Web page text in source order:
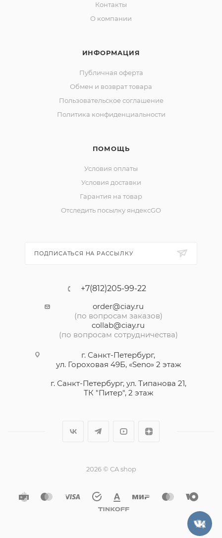
Контакты
О компании
ИНФОРМАЦИЯ
Публичная оферта
Обмен и возврат товара
Пользовательское соглашение
Политика конфиденциальности
ПОМОЩЬ
Условия оплаты
Условия доставки
Гарантия на товар
Отследить посылку яндексGO
ПОДПИСАТЬСЯ НА РАССЫЛКУ
+7(812)205-99-22
order@ciay.ru
(по вопросам заказов)
collab@ciay.ru
(по вопросам сотрудничества)
г. Санкт-Петербург,
ул. Гороховая 49Б, «Seno» 2 этаж
г. Санкт-Петербург, ул. Типанова 21,
ТК "Питер", 2 этаж
2026 © CA shop